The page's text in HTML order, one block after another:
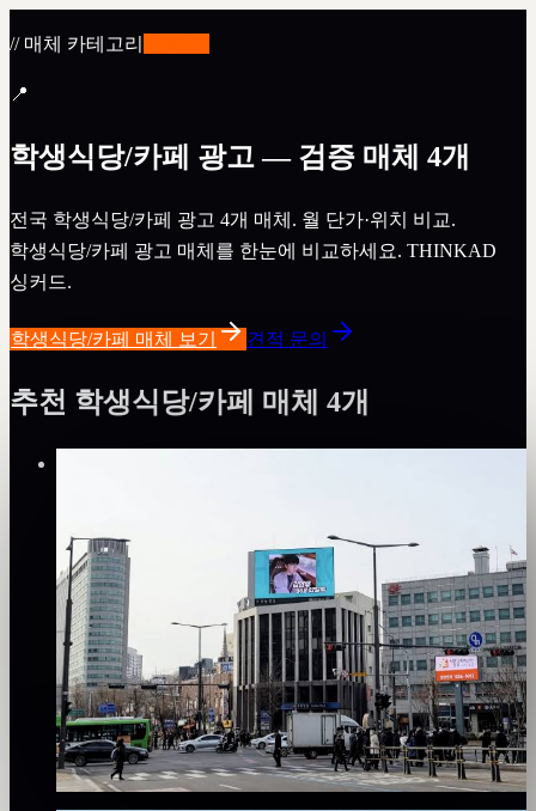
// 매체 카테고리
📍
학생식당/카페 광고 — 검증 매체 4개
전국 학생식당/카페 광고 4개 매체. 월 단가·위치 비교.
학생식당/카페 광고 매체를 한눈에 비교하세요. THINKAD
싱커드.
학생식당/카페 매체 보기 견적 문의
추천 학생식당/카페 매체 4개
DOOH
서대문 신한은행 전광판 광고
서대문구
양호 · 60점집행 이력·리뷰·데이터 완성도 기반 산정
₩800만·월